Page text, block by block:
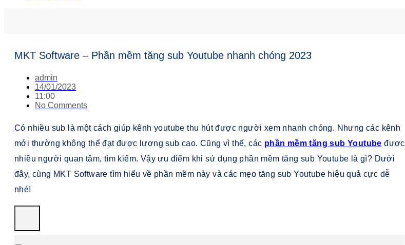
MKT Software – Phần mềm tăng sub Youtube nhanh chóng 2023
admin
14/01/2023
11:00
No Comments
Có nhiều sub là một cách giúp kênh youtube thu hút được người xem nhanh chóng. Nhưng các kênh
mới thường không thể đạt được lượng sub cao. Cũng vì thế, các phần mềm tăng sub Youtube được
nhiều người quan tâm, tìm kiếm. Vậy ưu điểm khi sử dụng phần mềm tăng sub Youtube là gì? Dưới
đây, cùng MKT Software tìm hiểu về phần mềm này và các mẹo tăng sub Youtube hiệu quả cực dễ
nhé!